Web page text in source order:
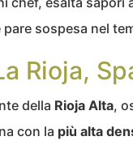
pare sospesa nel
Rioja,
della Rioja Alta,
con la più alta